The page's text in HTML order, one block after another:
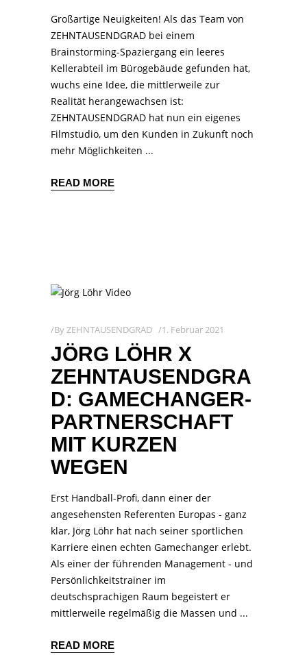
Großartige Neuigkeiten! Als das Team von
ZEHNTAUSENDGRAD bei einem
Brainstorming-Spaziergang ein leeres
Kellerabteil im Bürogebäude gefunden hat,
wuchs eine Idee, die mittlerweile zur
Realität herangewachsen ist:
ZEHNTAUSENDGRAD hat nun ein eigenes
Filmstudio, um den Kunden in Zukunft noch
mehr Möglichkeiten
READ MORE
ByZEHNTAUSENDGRAD 1. Februar 2021
JÖRG LÖHR X
ZEHNTAUSENDGRA
D: GAMECHANGER-
PARTNERSCHAFT
MIT KURZEN
WEGEN
Erst Handball-Profi, dann einer der
angesehensten Referenten Europas - ganz
klar, Jörg Löhr hat nach seiner sportlichen
Karriere einen echten Gamechanger erlebt.
Als einer der führenden Management - und
Persönlichkeitstrainer im
deutschsprachigen Raum begeistert er
mittlerweile regelmäßig die Massen und
READ MORE